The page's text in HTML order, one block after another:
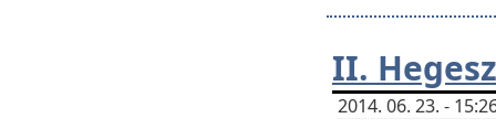
II.
2014. 06. 23. -